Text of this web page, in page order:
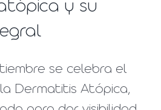
y su
se celebra el
Dermatitis Atópica,